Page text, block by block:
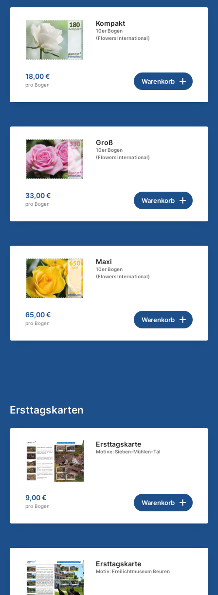
Kompakt
10er Bogen
(Flowers International)
18,00 €
pro Bogen Warenkorb
Groß
10er Bogen
(Flowers International)
33,00 €
pro Bogen Warenkorb
Maxi
10er Bogen
(Flowers International)
65,00 €
pro Bogen Warenkorb
Ersttagskarten
Ersttagskarte
Motive: Sieben-Mühlen-Tal
9,00 €
pro Bogen Warenkorb
Ersttagskarte
Motiv: Freilichtmuseum Beuren